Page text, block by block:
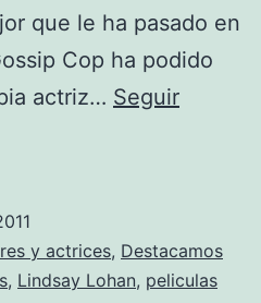
que le ha pasado en
Cop ha podido
actriz… Seguir
y actrices, Destacamos
, Lindsay Lohan, peliculas